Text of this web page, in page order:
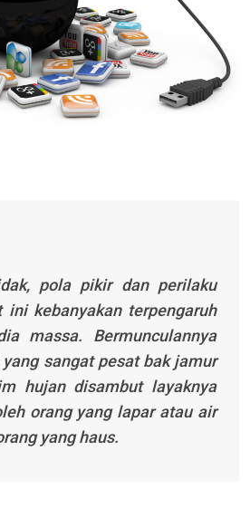
pola pikir dan perilaku
ini kebanyakan terpengaruh
massa. Bermunculannya
sangat pesat bak jamur
hujan disambut layaknya
orang yang lapar atau air
yang haus.